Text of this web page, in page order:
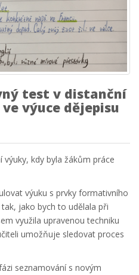
test v distanční
výuce dějepisu
kdy byla žákům práce
výuku s prvky formativního
jako bych to udělala při
využila upravenou techniku
umožňuje sledovat proces
seznamování s novým